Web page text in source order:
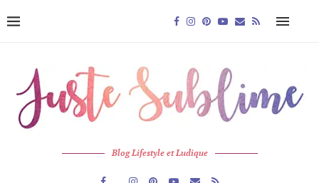
Blog Lifestyle et Ludique